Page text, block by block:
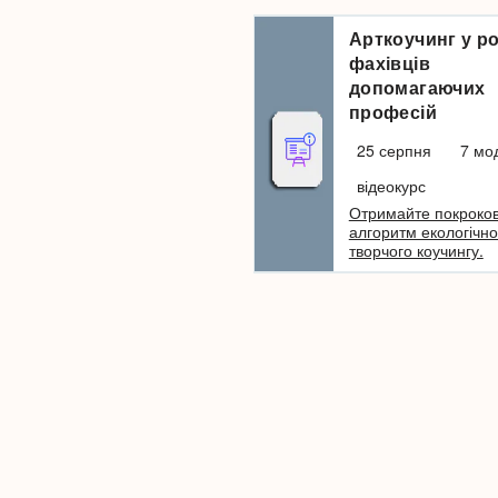
Арткоучинг у
фахівців
допомагаючих
професій
25 серпня
7
відеокурс
Отримайте
алгоритм
творчого коучингу.